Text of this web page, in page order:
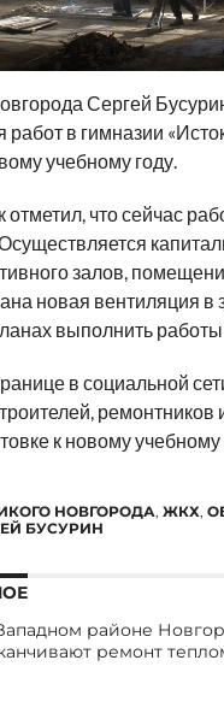
Сергей
в гимназии
учебному году.
отметил, что сейчас
залов,
новая вентиляция в
выполнить работы
в социальной
ремонтников
к новому учебному
НОВГОРОДА, ЖКХ,
БУСУРИН
районе
ремонт